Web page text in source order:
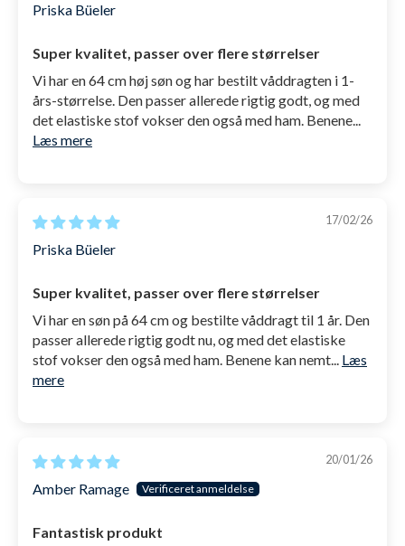
Priska Büeler
Super kvalitet, passer over flere størrelser
Vi har en 64 cm høj søn og har bestilt våddragten i 1-
års-størrelse. Den passer allerede rigtig godt, og med
det elastiske stof vokser den også med ham. Benene...
Læs mere
17/02/26
Priska Büeler
Super kvalitet, passer over flere størrelser
Vi har en søn på 64 cm og bestilte våddragt til 1 år. Den
passer allerede rigtig godt nu, og med det elastiske
stof vokser den også med ham. Benene kan nemt... Læs
mere
20/01/26
Amber Ramage
Fantastisk produkt